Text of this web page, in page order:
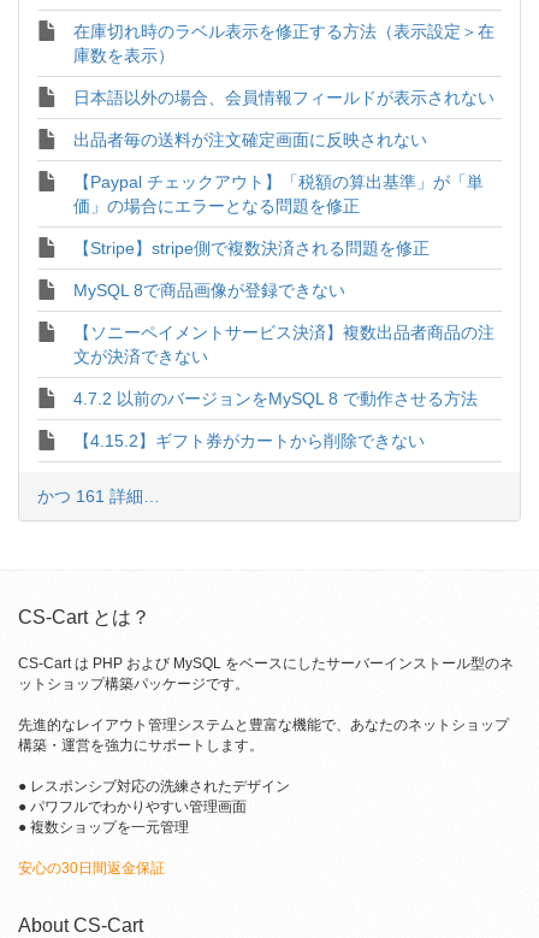
在庫切れ時のラベル表示を修正する方法（表示設定＞在
庫数を表示）
日本語以外の場合、会員情報フィールドが表示されない
出品者毎の送料が注文確定画面に反映されない
【Paypal チェックアウト】「税額の算出基準」が「単
価」の場合にエラーとなる問題を修正
【Stripe】stripe側で複数決済される問題を修正
MySQL 8で商品画像が登録できない
【ソニーペイメントサービス決済】複数出品者商品の注
文が決済できない
4.7.2 以前のバージョンをMySQL 8 で動作させる方法
【4.15.2】ギフト券がカートから削除できない
かつ 161 詳細…
CS-Cart とは？
CS-Cart は PHP および MySQL をベースにしたサーバーインストール型のネ
ットショップ構築パッケージです。
先進的なレイアウト管理システムと豊富な機能で、あなたのネットショップ
構築・運営を強力にサポートします。
● レスポンシブ対応の洗練されたデザイン
● パワフルでわかりやすい管理画面
● 複数ショップを一元管理
安心の30日間返金保証
About CS-Cart